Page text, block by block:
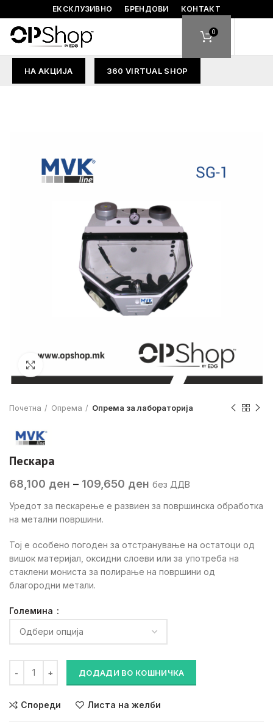
ЕКСКЛУЗИВНО БРЕНДОВИ КОНТАКТ
0
НА АКЦИЈА 360 VIRTUAL SHOP
Почетна Опрема Опрема за лабораторија
Пескара
68,100 ден – 109,650 ден Price
68,100 ден
без ДДВ
Уредот за пескарење е развиен за површинска обработка
на метални површини.
Тој е особено погоден за отстранување на остатоци од
вишок материјал, оксидни слоеви или за употреба на
стаклени мониста за полирање на површини од
благородни метали.
Големина
ДОДАДИ ВО КОШНИЧКА
Спореди Листа на желби